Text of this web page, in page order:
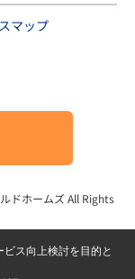
マップ
ドホームズAll Rights
ス向上検討を目的と